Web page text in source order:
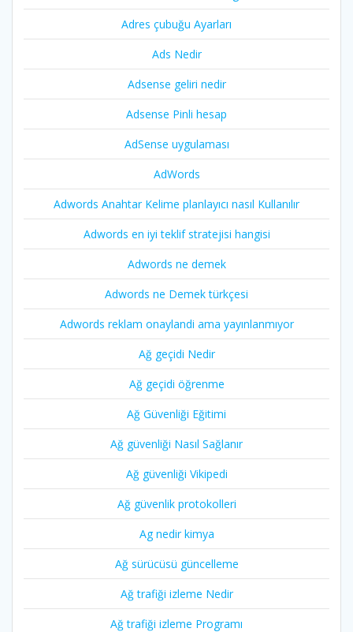
Adres çubuğu Ayarları
Ads Nedir
Adsense geliri nedir
Adsense Pinli hesap
AdSense uygulaması
AdWords
Adwords Anahtar Kelime planlayıcı nasıl Kullanılır
Adwords en iyi teklif stratejisi hangisi
Adwords ne demek
Adwords ne Demek türkçesi
Adwords reklam onaylandi ama yayınlanmıyor
Ağ geçidi Nedir
Ağ geçidi öğrenme
Ağ Güvenliği Eğitimi
Ağ güvenliği Nasıl Sağlanır
Ağ güvenliği Vikipedi
Ağ güvenlik protokolleri
Ag nedir kimya
Ağ sürücüsü güncelleme
Ağ trafiği izleme Nedir
Ağ trafiği izleme Programı